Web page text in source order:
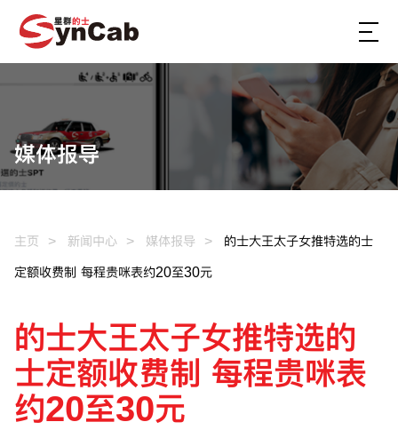
媒体报导
主页 新闻中心 媒体报导 的士大王太子女推特选的士
定额收费制 每程贵咪表约20至30元
的士大王太子女推特选的
士定额收费制 每程贵咪表
约20至30元